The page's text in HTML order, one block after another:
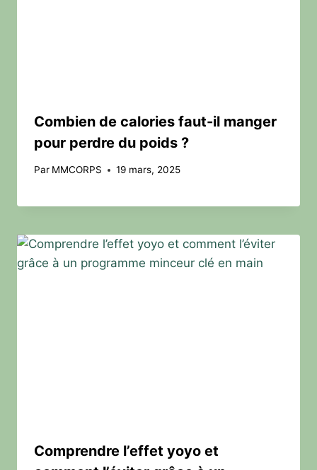
Combien de calories faut-il manger
pour perdre du poids ?
Par MMCORPS 19 mars, 2025
Comprendre l’effet yoyo et